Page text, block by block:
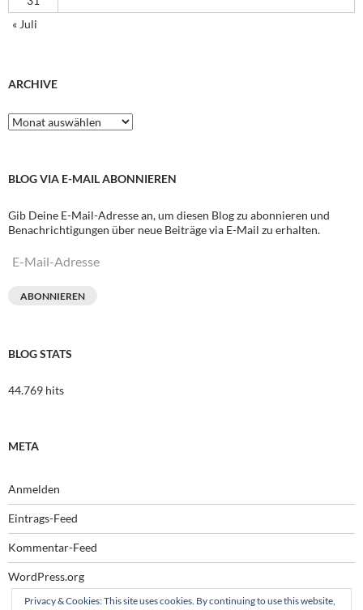
« Juli
ARCHIVE
Archive
BLOG VIA E-MAIL ABONNIEREN
Gib Deine E-Mail-Adresse an, um diesen Blog zu abonnieren und
Benachrichtigungen über neue Beiträge via E-Mail zu erhalten.
E-
ABONNIEREN
BLOG STATS
44.769 hits
META
Anmelden
Eintrags-Feed
Kommentar-Feed
WordPress.org
Privacy & Cookies: This site uses cookies. By continuing to use this website,